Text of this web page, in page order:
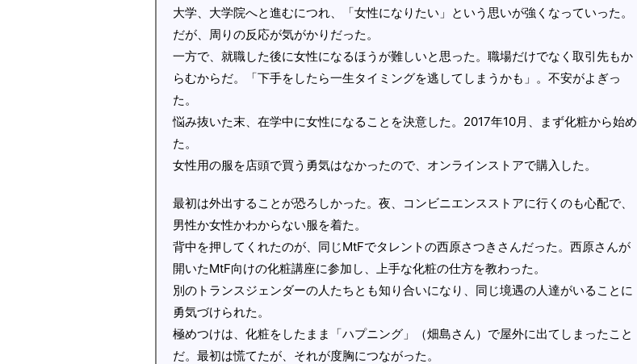
大学、大学院へと進むにつれ、「女性になりたい」という思いが強くなっていった。
だが、周りの反応が気がかりだった。
一方で、就職した後に女性になるほうが難しいと思った。職場だけでなく取引先もか
らむからだ。「下手をしたら一生タイミングを逃してしまうかも」。不安がよぎっ
た。
悩み抜いた末、在学中に女性になることを決意した。2017年10月、まず化粧から始め
た。
女性用の服を店頭で買う勇気はなかったので、オンラインストアで購入した。
最初は外出することが恐ろしかった。夜、コンビニエンスストアに行くのも心配で、
男性か女性かわからない服を着た。
背中を押してくれたのが、同じMtFでタレントの西原さつきさんだった。西原さんが
開いたMtF向けの化粧講座に参加し、上手な化粧の仕方を教わった。
別のトランスジェンダーの人たちとも知り合いになり、同じ境遇の人達がいることに
勇気づけられた。
極めつけは、化粧をしたまま「ハプニング」（畑島さん）で屋外に出てしまったこと
だ。最初は慌てたが、それが度胸につながった。